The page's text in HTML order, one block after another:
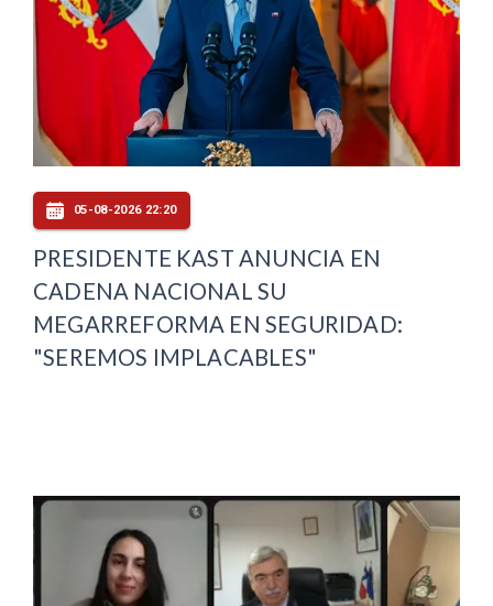
05-08-2026 22:20
PRESIDENTE KAST ANUNCIA EN
CADENA NACIONAL SU
MEGARREFORMA EN SEGURIDAD:
"SEREMOS IMPLACABLES"